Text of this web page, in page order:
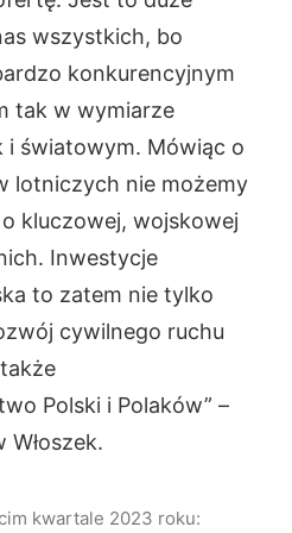
wszystkich, bo
konkurencyjnym
tak w wymiarze
i światowym. Mówiąc o
lotniczych nie możemy
kluczowej, wojskowej
Inwestycje
to zatem nie tylko
cywilnego ruchu
Polski i Polaków” –
Włoszek.
kwartale 2023 roku: